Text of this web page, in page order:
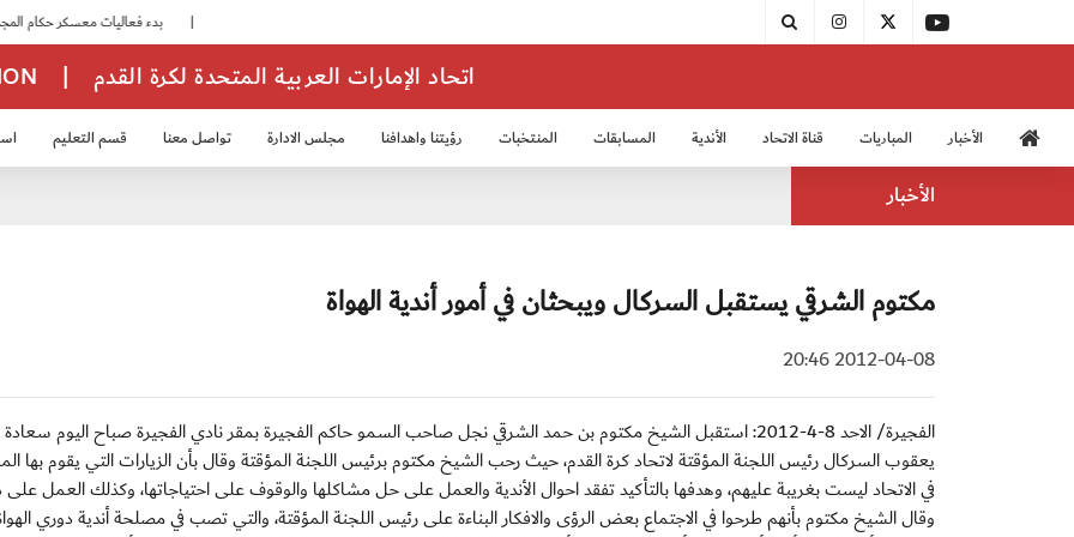
بدء فعاليات معسكر حكام المجموعة الثانية
| اتحاد الإمارات العربية المتحدة لكرة القدم
الأخبار المباريات قناة الاتحاد الأندية المسابقات المنتخبات رؤيتنا واهدافنا مجلس الادارة تواصل معنا قسم التعليم
الأخبار
مكتوم الشرقي يستقبل السركال ويبحثان في أمور أندية الهواة
2012-04-08 20:46
الفجيرة/ الاحد 8-4-2012: استقبل الشيخ مكتوم بن حمد الشرقي نجل صاحب السمو حاكم الفجيرة بمقر نادي الفجيرة صباح اليوم
يعقوب السركال رئيس اللجنة المؤقتة لاتحاد كرة القدم، حيث رحب الشيخ مكتوم برئيس اللجنة المؤقتة وقال بأن الزيارات التي يقوم بها
في الاتحاد ليست بغريبة عليهم، وهدفها بالتأكيد تفقد احوال الأندية والعمل على حل مشاكلها والوقوف على احتياجاتها، وكذلك العمل
وقال الشيخ مكتوم بأنهم طرحوا في الاجتماع بعض الرؤى والافكار البناءة على رئيس اللجنة المؤقتة، والتي تصب في مصلحة أندية دوري